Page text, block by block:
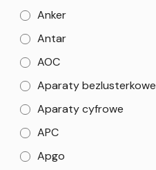
Anker
Antar
AOC
Aparaty bezlusterkowe
Aparaty cyfrowe
APC
Apgo